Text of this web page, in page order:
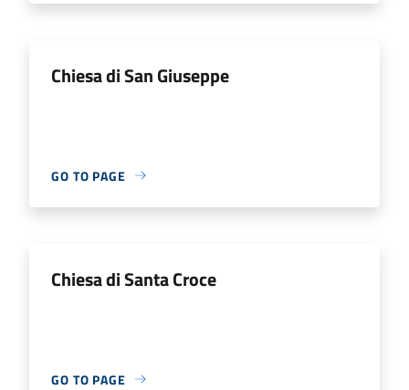
Chiesa di San Giuseppe
GO TO PAGE
Chiesa di Santa Croce
GO TO PAGE